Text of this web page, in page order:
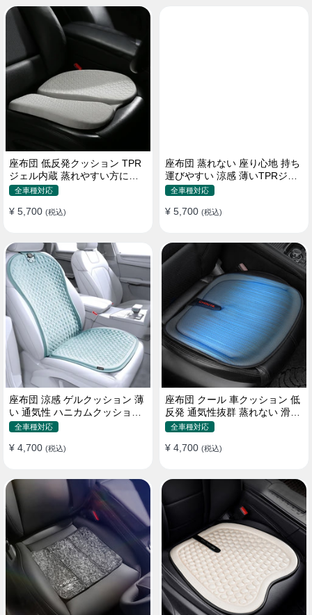
座布団 低反発クッション TPR
ジェル内蔵 蒸れやすい方にお
勧め おしり 熱い
全車種対応
¥ 5,700 (税込)
座布団 蒸れない 座り心地 持ち
運びやすい 涼感 薄いTPRジェ
ル内蔵 多用途
全車種対応
¥ 5,700 (税込)
座布団 涼感 ゲルクッション 薄
い 通気性 ハニカムクッション
四季通用 おすすめ
全車種対応
¥ 4,700 (税込)
座布団 クール 車クッション 低
反発 通気性抜群 蒸れない 滑り
止め おすすめ
全車種対応
¥ 4,700 (税込)